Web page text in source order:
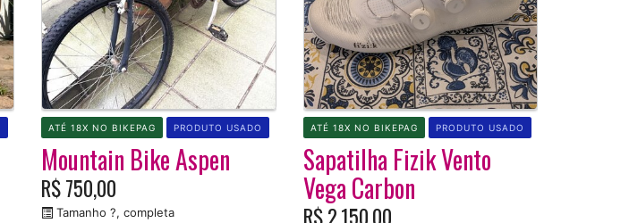
Mountain Bike Aspen
R$ 750,00
Tamanho ?, completa
ATÉ 18X NO BIKEPAG PRODUTO USADO
Sapatilha Fizik Vento
Vega Carbon
R$ 2.150,00
ATÉ 18X NO BIKEPAG PRODUTO USADO